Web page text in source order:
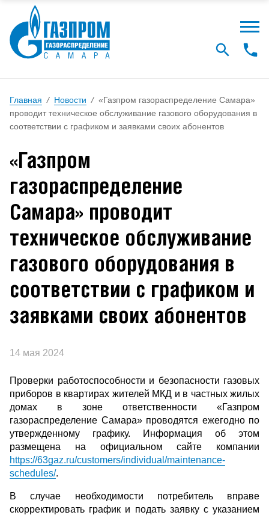
Главная / Новости / «Газпром газораспределение Самара»
проводит техническое обслуживание газового оборудования в
соответствии с графиком и заявками своих абонентов
«Газпром
газораспределение
Самара» проводит
техническое обслуживание
газового оборудования в
соответствии с графиком и
заявками своих абонентов
14 мая 2024
Проверки работоспособности и безопасности газовых
приборов в квартирах жителей МКД и в частных жилых
домах в зоне ответственности «Газпром
газораспределение Самара» проводятся ежегодно по
утвержденному графику. Информация об этом
размещена на официальном сайте компании
https://63gaz.ru/customers/individual/maintenance-
schedules/.
В случае необходимости потребитель вправе
скорректировать график и подать заявку с указанием